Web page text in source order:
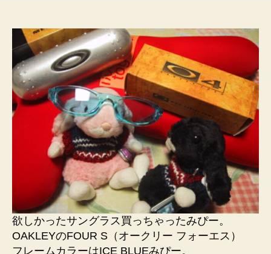
欲しかったサングラス買っちゃったみぴー。
OAKLEYのFOUR S（オークリー フォーエス）
フレームカラーはICE BLUEみぴー。